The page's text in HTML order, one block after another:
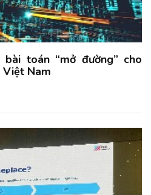
toán “mở đường” cho
Việt Nam